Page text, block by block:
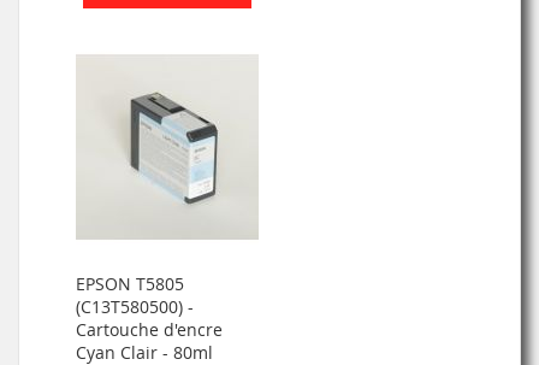
EPSON T5805
(C13T580500) -
Cartouche d'encre
Cyan Clair - 80ml